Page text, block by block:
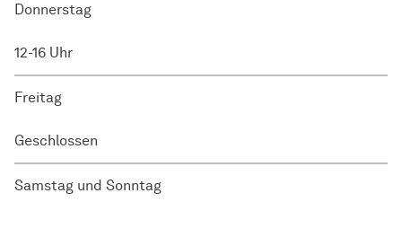
Donnerstag
12-16 Uhr
Freitag
Geschlossen
Samstag und Sonntag